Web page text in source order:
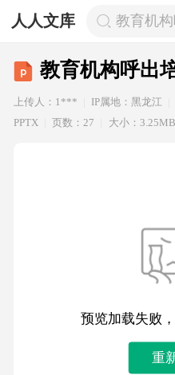
人人文库 教育机
教育机构呼出
上传人：1*** IP属地：黑龙江
PPTX
页数：27 大小：3.25MB
预览加载失败
重